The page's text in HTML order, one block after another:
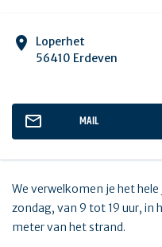
Loperhet
56410 Erdeven
MAIL
We verwelkomen je het
zondag, van 9 tot 19 uur, in
meter van het strand.